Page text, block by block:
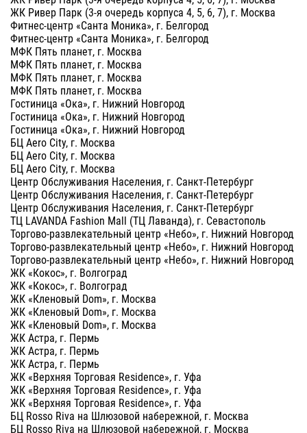
ЖК Ривер Парк (3-я очередь корпуса 4, 5, 6, 7), г. Москва
Фитнес-центр «Санта Моника», г. Белгород
Фитнес-центр «Санта Моника», г. Белгород
МФК Пять планет, г. Москва
МФК Пять планет, г. Москва
МФК Пять планет, г. Москва
МФК Пять планет, г. Москва
Гостиница «Ока», г. Нижний Новгород
Гостиница «Ока», г. Нижний Новгород
Гостиница «Ока», г. Нижний Новгород
БЦ Aero City, г. Москва
БЦ Aero City, г. Москва
БЦ Aero City, г. Москва
Центр Обслуживания Населения, г. Санкт-Петербург
Центр Обслуживания Населения, г. Санкт-Петербург
Центр Обслуживания Населения, г. Санкт-Петербург
ТЦ LAVANDA Fashion Mall (ТЦ Лаванда), г. Севастополь
Торгово-развлекательный центр «Небо», г. Нижний Новгород
Торгово-развлекательный центр «Небо», г. Нижний Новгород
Торгово-развлекательный центр «Небо», г. Нижний Новгород
ЖК «Кокос», г. Волгоград
ЖК «Кокос», г. Волгоград
ЖК «Кленовый Dom», г. Москва
ЖК «Кленовый Dom», г. Москва
ЖК «Кленовый Dom», г. Москва
ЖК Астра, г. Пермь
ЖК Астра, г. Пермь
ЖК Астра, г. Пермь
ЖК «Верхняя Торговая Residence», г. Уфа
ЖК «Верхняя Торговая Residence», г. Уфа
ЖК «Верхняя Торговая Residence», г. Уфа
БЦ Rosso Riva на Шлюзовой набережной, г. Москва
БЦ Rosso Riva на Шлюзовой набережной, г. Москва